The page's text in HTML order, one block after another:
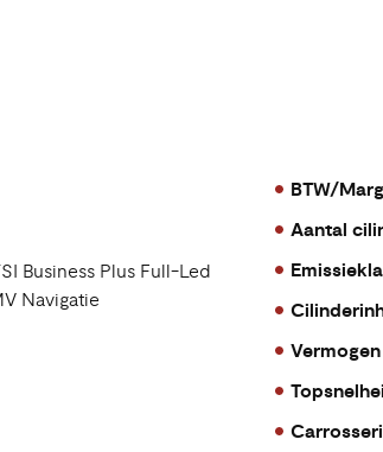
Business Plus Full-Led
Navigatie
BTW/
Aantal
Vermogen